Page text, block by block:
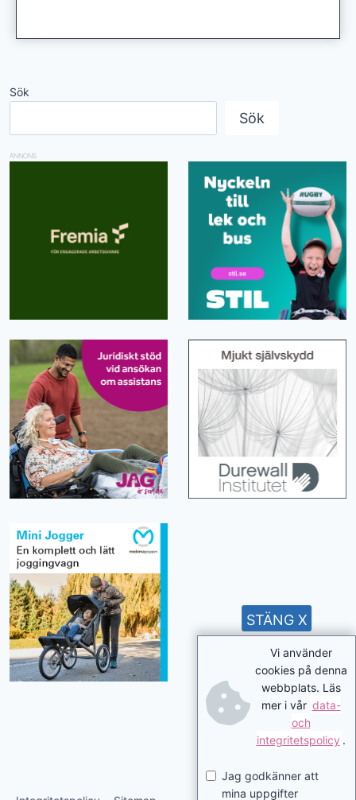
Sök
Sök
ANNONS
Vi använder
cookies på denna
webbplats. Läs
mer i vår data-
och
integritetspolicy .
Jag godkänner att
mina uppgifter
STÄNG X